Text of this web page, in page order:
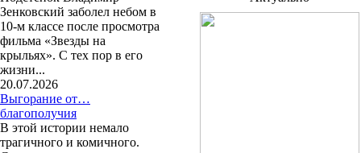
Зенковский заболел небом в
10-м классе после просмотра
фильма «Звезды на
крыльях». С тех пор в его
жизни...
20.07.2026
Выгорание от…
благополучия
В этой истории немало
трагичного и комичного.